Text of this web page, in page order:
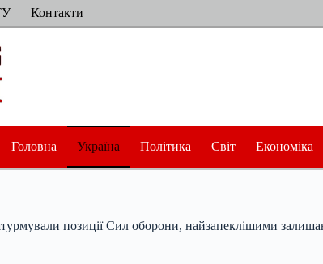
Контакти
Головна Україна Політика Світ Економіка
позиції Сил оборони, найзапеклішими